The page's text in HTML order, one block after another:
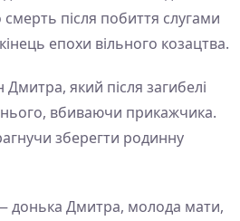
смерть після побиття слугами
епохи вільного козацтва.
який після загибелі
вбиваючи прикажчика.
зберегти родинну
донька Дмитра, молода мати,